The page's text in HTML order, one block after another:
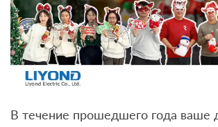
В течение прошедшего года ваше